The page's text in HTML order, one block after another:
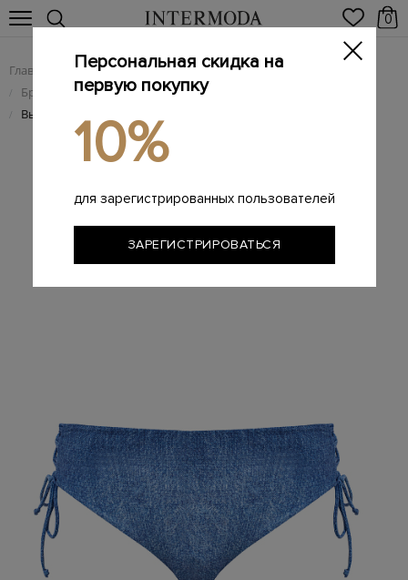
0
Главная Женщинам / Женская одежда
/ Брендовая женская пляжная одежда и купальники
/ Высокие плавки-слипы с боковыми разрезами на завязках
Персональная скидка на
первую покупку
10%
для зарегистрированных пользователей
ЗАРЕГИСТРИРОВАТЬСЯ